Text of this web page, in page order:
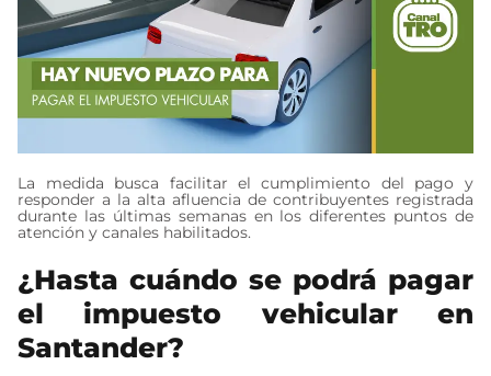
La medida busca facilitar el cumplimiento del pago y
responder a la alta afluencia de contribuyentes registrada
durante las últimas semanas en los diferentes puntos de
atención y canales habilitados.
¿Hasta cuándo se podrá pagar
el impuesto vehicular en
Santander?